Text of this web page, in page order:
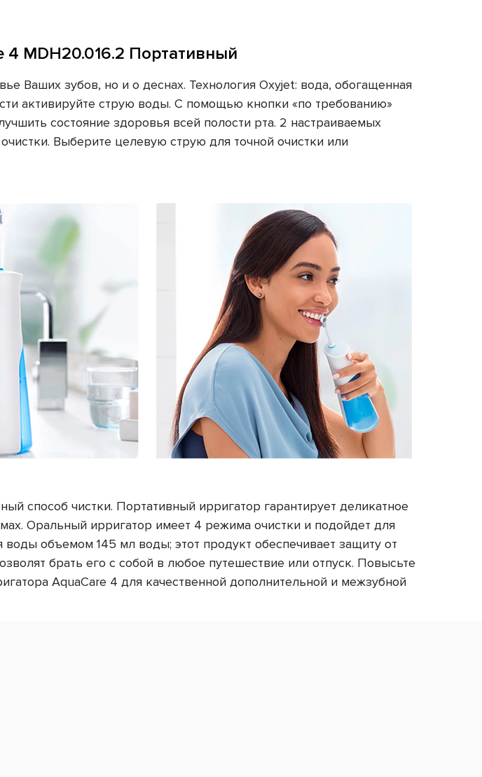
4 MDH20.016.2 Портативный
Ваших зубов, но и о деснах. Технология Oxyjet: вода, обогащенная
активируйте струю воды. С помощью кнопки «по требованию»
состояние здоровья всей полости рта. 2 настраиваемых
Выберите целевую струю для точной очистки или
способ чистки. Портативный ирригатор гарантирует деликатное
Оральный ирригатор имеет 4 режима очистки и подойдет для
объемом 145 мл воды; этот продукт обеспечивает защиту от
брать его с собой в любое путешествие или отпуск. Повысьте
AquaCare 4 для качественной дополнительной и межзубной